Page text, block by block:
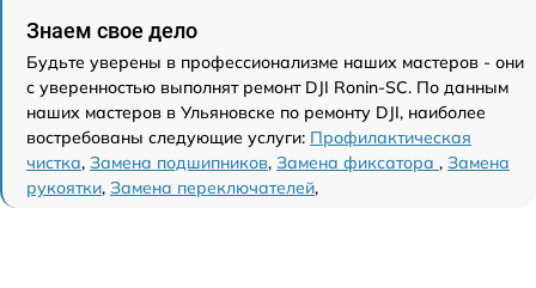
Знаем свое дело
Будьте уверены в профессионализме наших мастеров - они
с уверенностью выполнят ремонт DJI Ronin-SC. По данным
наших мастеров в Ульяновске по ремонту DJI, наиболее
востребованы следующие услуги: Профилактическая
чистка, Замена подшипников, Замена фиксатора , Замена
рукоятки, Замена переключателей,